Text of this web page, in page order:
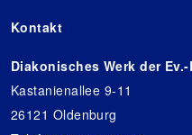
Kontakt
Diakonisches Werk der
Kastanienallee 9-11
26121 Oldenburg